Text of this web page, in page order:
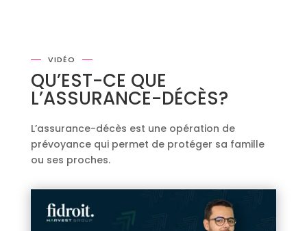
VIDÉO
QU’EST-CE QUE
L’ASSURANCE-DÉCÈS?
L’assurance-décès est une opération de
prévoyance qui permet de protéger sa famille
ou ses proches.